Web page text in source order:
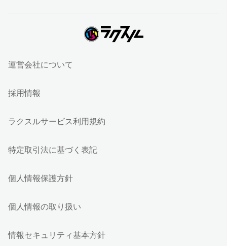
運営会社について
採用情報
ラクスルサービス利用規約
特定取引法に基づく表記
個人情報保護方針
個人情報の取り扱い
情報セキュリティ基本方針